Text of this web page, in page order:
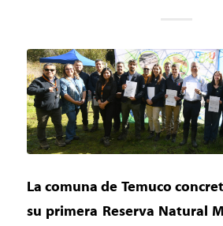
La comuna de Temuco
su primera Reserva Natural